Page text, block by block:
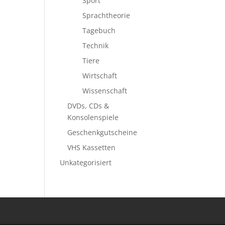
Sprachtheorie
Tagebuch
Technik
Tiere
Wirtschaft
Wissenschaft
DVDs, CDs &
Konsolenspiele
Geschenkgutscheine
VHS Kassetten
Unkategorisiert